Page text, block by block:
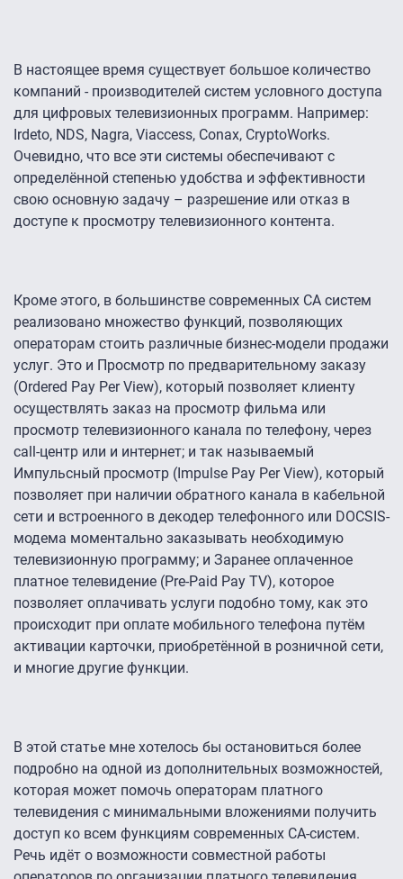
В настоящее время существует большое количество
компаний - производителей систем условного доступа
для цифровых телевизионных программ. Например:
Irdeto, NDS, Nagra, Viaccess, Conax, CryptoWorks.
Очевидно, что все эти системы обеспечивают с
определённой степенью удобства и эффективности
свою основную задачу – разрешение или отказ в
доступе к просмотру телевизионного контента.
Кроме этого, в большинстве современных CA систем
реализовано множество функций, позволяющих
операторам стоить различные бизнес-модели продажи
услуг. Это и Просмотр по предварительному заказу
(Ordered Pay Per View), который позволяет клиенту
осуществлять заказ на просмотр фильма или
просмотр телевизионного канала по телефону, через
call-центр или и интернет; и так называемый
Импульсный просмотр (Impulse Pay Per View), который
позволяет при наличии обратного канала в кабельной
сети и встроенного в декодер телефонного или DOCSIS-
модема моментально заказывать необходимую
телевизионную программу; и Заранее оплаченное
платное телевидение (Pre-Paid Pay TV), которое
позволяет оплачивать услуги подобно тому, как это
происходит при оплате мобильного телефона путём
активации карточки, приобретённой в розничной сети,
и многие другие функции.
В этой статье мне хотелось бы остановиться более
подробно на одной из дополнительных возможностей,
которая может помочь операторам платного
телевидения с минимальными вложениями получить
доступ ко всем функциям современных CA-систем.
Речь идёт о возможности совместной работы